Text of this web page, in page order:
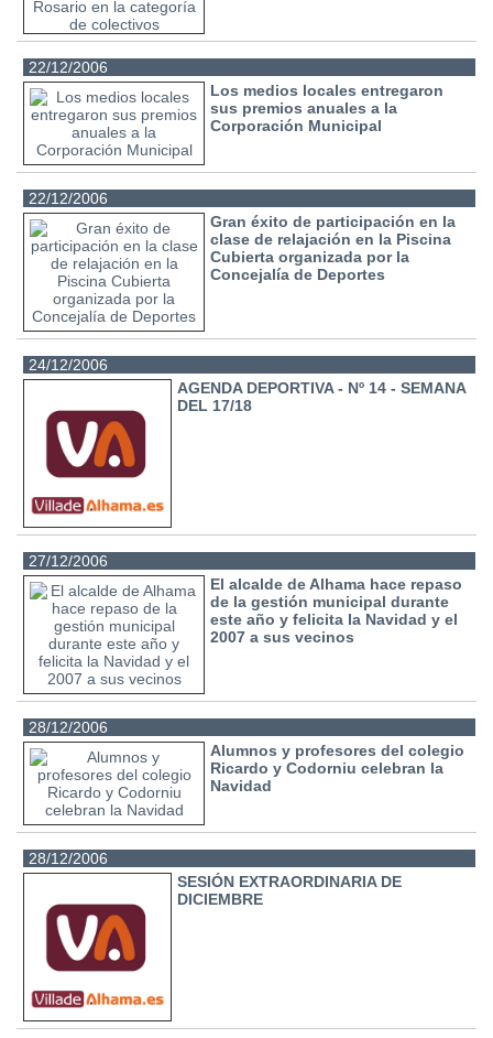
22/12/2006
Los medios locales entregaron
sus premios anuales a la
Corporación Municipal
22/12/2006
Gran éxito de participación en la
clase de relajación en la Piscina
Cubierta organizada por la
Concejalía de Deportes
24/12/2006
AGENDA DEPORTIVA - Nº 14 - SEMANA
DEL 17/18
27/12/2006
El alcalde de Alhama hace repaso
de la gestión municipal durante
este año y felicita la Navidad y el
2007 a sus vecinos
28/12/2006
Alumnos y profesores del colegio
Ricardo y Codorniu celebran la
Navidad
28/12/2006
SESIÓN EXTRAORDINARIA DE
DICIEMBRE